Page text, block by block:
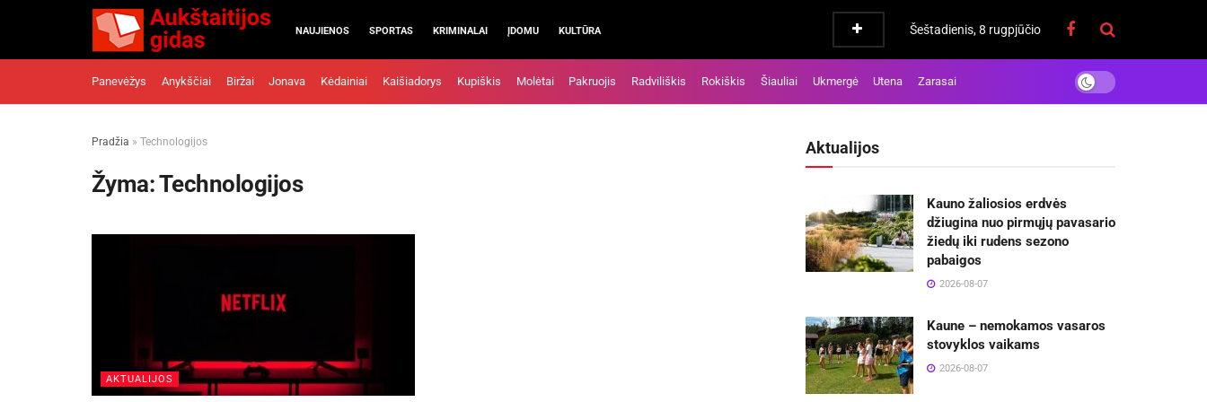
NAUJIENOS SPORTAS KRIMINALAI ĮDOMU KULTŪRA Šeštadienis, 8 rugpjūčio
Panevėžys Anykščiai Biržai Jonava Kėdainiai Kaišiadorys Kupiškis Molėtai Pakruojis Radviliškis Rokiškis Šiauliai Ukmergė Utena Zarasai
Pradžia » Technologijos
Žyma:Technologijos
AKTUALIJOS
Aktualijos
Kauno žaliosios erdvės
džiugina nuo pirmųjų pavasario
žiedų iki rudens sezono
pabaigos
2026-08-07
Kaune – nemokamos vasaros
stovyklos vaikams
2026-08-07